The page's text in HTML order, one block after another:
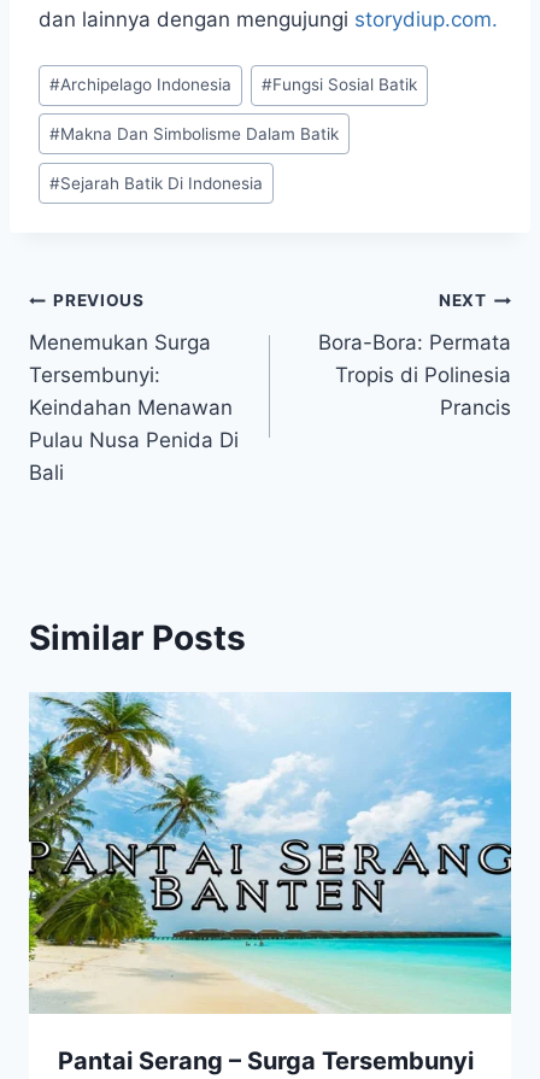
dan lainnya dengan mengujungi storydiup.com.
Post
Tags:
#Archipelago Indonesia #Fungsi Sosial Batik
#Makna Dan Simbolisme Dalam Batik
#Sejarah Batik Di Indonesia
Navigasi
pos
PREVIOUS
Menemukan Surga
Tersembunyi:
Keindahan Menawan
Pulau Nusa Penida Di
Bali
NEXT
Bora-Bora: Permata
Tropis di Polinesia
Prancis
Similar Posts
Pantai Serang – Surga Tersembunyi